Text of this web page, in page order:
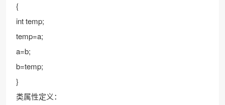
{
int temp;
temp=a;
a=b;
b=temp;
}
类属性定义：